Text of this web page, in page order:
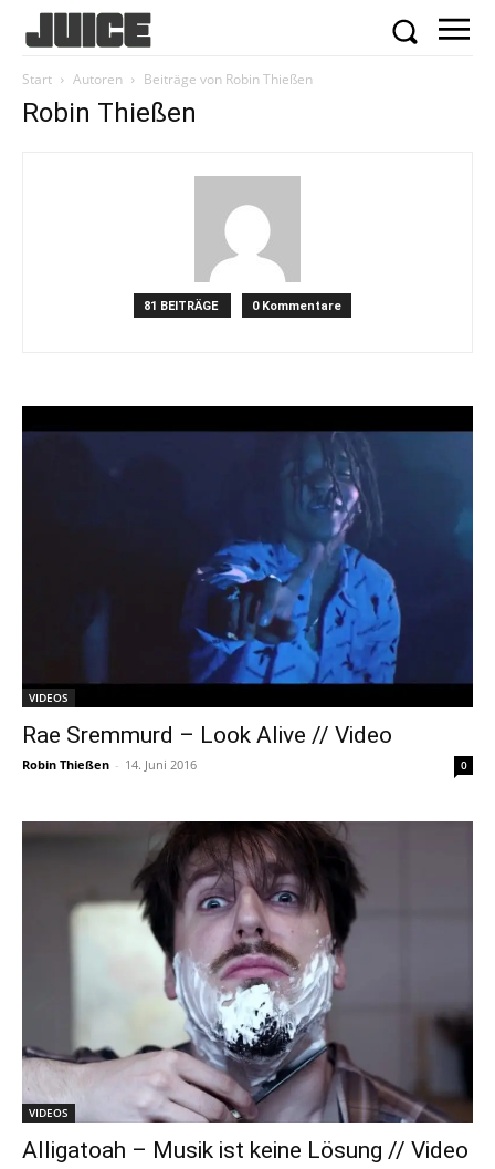
Start Autoren Beiträge von Robin Thießen
Robin Thießen
81 BEITRÄGE 0 Kommentare
VIDEOS
Rae Sremmurd – Look Alive // Video
Robin Thießen - 14. Juni 2016 0
VIDEOS
Alligatoah – Musik ist keine Lösung // Video